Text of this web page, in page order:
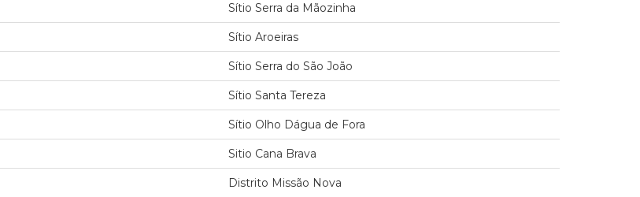
Sítio Serra da Mãozinha
Sítio Aroeiras
Sítio Serra do São João
Sítio Santa Tereza
Sítio Olho Dágua de Fora
Sitio Cana Brava
Distrito Missão Nova